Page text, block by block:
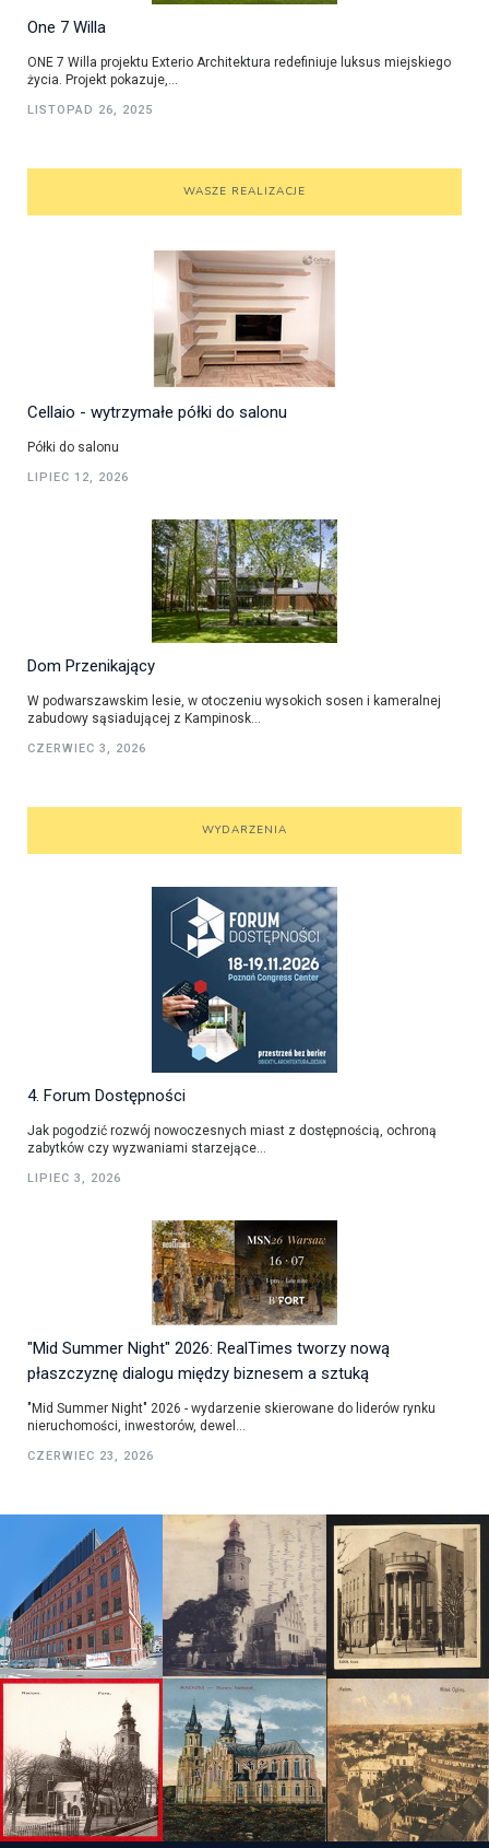
One 7 Willa
ONE 7 Willa projektu Exterio Architektura redefiniuje luksus miejskiego
życia. Projekt pokazuje,...
LISTOPAD 26, 2025
WASZE REALIZACJE
Cellaio - wytrzymałe półki do salonu
Półki do salonu
LIPIEC 12, 2026
Dom Przenikający
W podwarszawskim lesie, w otoczeniu wysokich sosen i kameralnej
zabudowy sąsiadującej z Kampinosk...
CZERWIEC 3, 2026
WYDARZENIA
4. Forum Dostępności
Jak pogodzić rozwój nowoczesnych miast z dostępnością, ochroną
zabytków czy wyzwaniami starzejące...
LIPIEC 3, 2026
"Mid Summer Night" 2026: RealTimes tworzy nową
płaszczyznę dialogu między biznesem a sztuką
"Mid Summer Night" 2026 - wydarzenie skierowane do liderów rynku
nieruchomości, inwestorów, dewel...
CZERWIEC 23, 2026